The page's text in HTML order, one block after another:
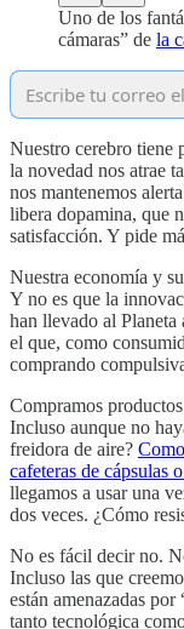
Uno de los
cámaras” de la
Nuestro cerebro tiene
la novedad nos atrae
nos mantenemos
libera dopamina, que
satisfacción. Y pide
Nuestra economía y
Y no es que la
han llevado al Planeta
el que, como
comprando
Compramos
Incluso aunque no
freidora de aire?
cafeteras de cápsulas
llegamos a usar una
dos veces. ¿Cómo
No es fácil decir no.
Incluso las que
están amenazadas
tanto tecnológica